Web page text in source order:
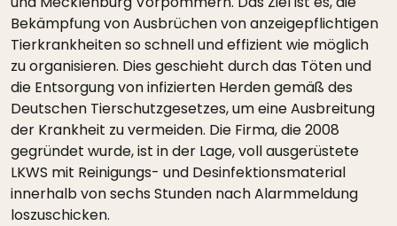
Bekämpfung von Ausbrüchen von anzeigepflichtigen
Tierkrankheiten so schnell und effizient wie möglich
zu organisieren. Dies geschieht durch das Töten und
die Entsorgung von infizierten Herden gemäß des
Deutschen Tierschutzgesetzes, um eine Ausbreitung
der Krankheit zu vermeiden. Die Firma, die 2008
gegründet wurde, ist in der Lage, voll ausgerüstete
LKWS mit Reinigungs- und Desinfektionsmaterial
innerhalb von sechs Stunden nach Alarmmeldung
loszuschicken.